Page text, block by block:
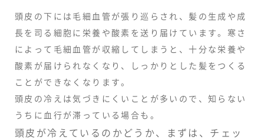
頭皮の下には毛細血管が張り巡らされ、髪の生成や成
長を司る細胞に栄養や酸素を送り届けています。寒さ
によって毛細血管が収縮してしまうと、十分な栄養や
酸素が届けられなくなり、しっかりとした髪をつくる
ことができなくなります。
頭皮の冷えは気づきにくいことが多いので、知らない
うちに血行が滞っている場合も。
頭皮が冷えているのかどうか、まずは、チェッ